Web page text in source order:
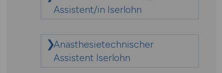
Assistent/in Iserlohn
Anästhesietechnischer
Assistent Iserlohn